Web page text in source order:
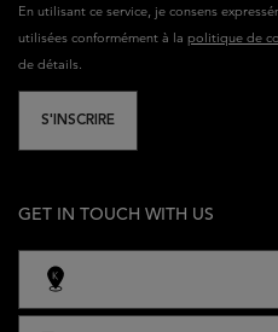
En utilisant ce service, je consens
utilisées conformément à la politique de
de détails.
S'INSCRIRE
GET IN TOUCH WITH US